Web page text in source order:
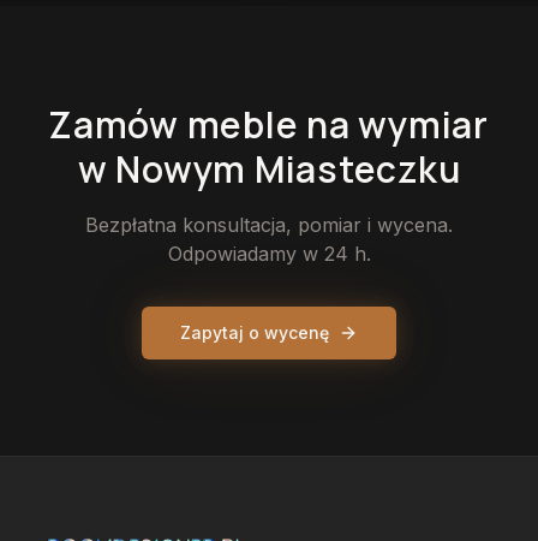
Zamów meble na wymiar
w Nowym Miasteczku
Bezpłatna konsultacja, pomiar i wycena.
Odpowiadamy w 24 h.
Zapytaj o wycenę